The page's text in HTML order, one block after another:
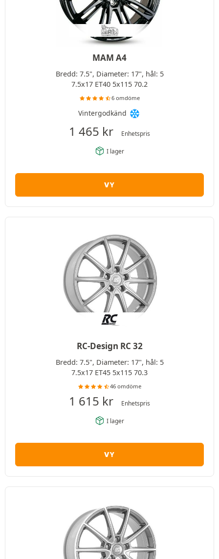
MAM A4
Bredd: 7.5", Diameter: 17", hål: 5
7.5x17 ET40 5x115 70.2
6 omdöme
Vintergodkänd
1 465 kr Enhetspris
I lager
VY
RC-Design RC 32
Bredd: 7.5", Diameter: 17", hål: 5
7.5x17 ET45 5x115 70.3
46 omdöme
1 615 kr Enhetspris
I lager
VY